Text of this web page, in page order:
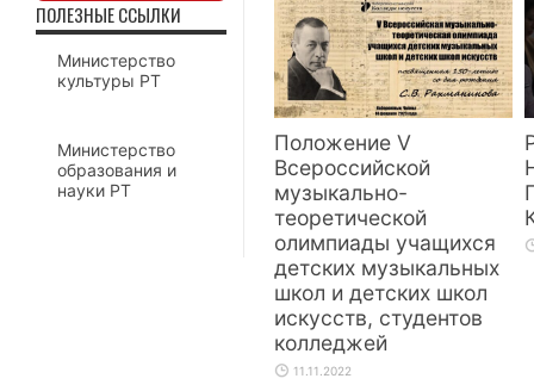
Положение V
Всероссийской
музыкально-
теоретической
олимпиады учащихся
детских музыкальных
школ и детских школ
искусств, студентов
колледжей
11.11.2022
ПОЛЕЗНЫЕ ССЫЛКИ
Министерство
культуры РТ
Министерство
образования и
науки РТ